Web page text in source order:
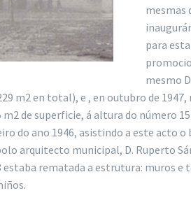
mesmas
para
mesmo
m2 en total), e , en outubro de 1947,
de superficie, á altura do número
do ano 1946, asistindo a este acto o
arquitecto municipal, D. Ruperto
rematada a estrutura: muros e